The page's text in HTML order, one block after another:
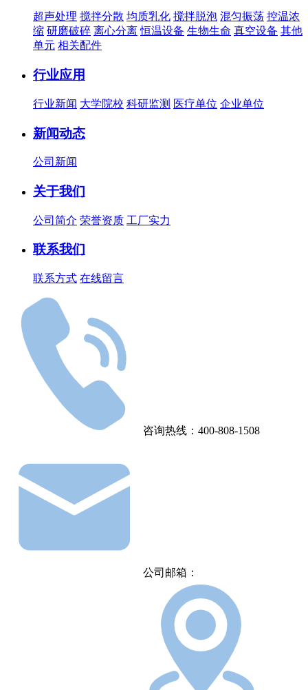
超声处理 搅拌分散 均质乳化 搅拌脱泡 混匀振荡 控温浓
缩 研磨破碎 离心分离 恒温设备 生物生命 真空设备 其他
单元 相关配件
行业应用
行业新闻 大学院校 科研监测 医疗单位 企业单位
新闻动态
公司新闻
关于我们
公司简介 荣誉资质 工厂实力
联系我们
联系方式 在线留言
咨询热线：400-808-1508
公司邮箱：